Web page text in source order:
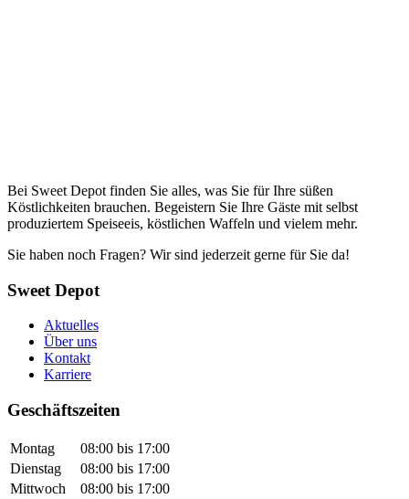
Bei Sweet Depot finden Sie alles, was Sie für Ihre süßen
Köstlichkeiten brauchen. Begeistern Sie Ihre Gäste mit selbst
produziertem Speiseeis, köstlichen Waffeln und vielem mehr.
Sie haben noch Fragen? Wir sind jederzeit gerne für Sie da!
Sweet Depot
Aktuelles
Über uns
Kontakt
Karriere
Geschäftszeiten
Montag
08:00 bis 17:00
Dienstag
08:00 bis 17:00
Mittwoch
08:00 bis 17:00